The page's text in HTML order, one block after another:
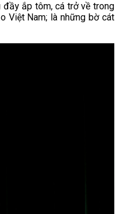
đầy ắp tôm, cá trở về trong
Việt Nam; là những bờ cát